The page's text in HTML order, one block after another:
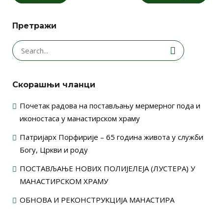
Претражи
Search
for:
Скорашњи чланци
Почетак радова на постављању мермерног пода и
иконостаса у манастирском храму
Патријарх Порфирије – 65 година живота у служби
Богу, Цркви и роду
ПОСТАВЉАЊЕ НОВИХ ПОЛИЈЕЛЕЈА (ЛУСТЕРА) У
МАНАСТИРСКОМ ХРАМУ
ОБНОВА И РЕКОНСТРУКЦИЈА МАНАСТИРА